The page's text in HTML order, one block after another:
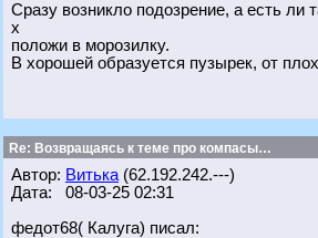
Сразу возникло подозрение, а есть ли
х
положи в морозилку.
В хорошей образуется пузырек, от
Re: Возвращаясь к теме про компасы…
Автор: Витька (62.192.242.---)
Дата: 08-03-25 02:31
федот68( Калуга) писал: